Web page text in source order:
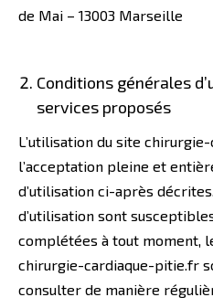
de Mai – 13003 Marseille
Conditions générales
services proposés
L’utilisation du site
l’acceptation pleine et
d’utilisation ci-après
d’utilisation sont
complétées à tout moment,
chirurgie-cardiaque-pitie.fr
consulter de manière